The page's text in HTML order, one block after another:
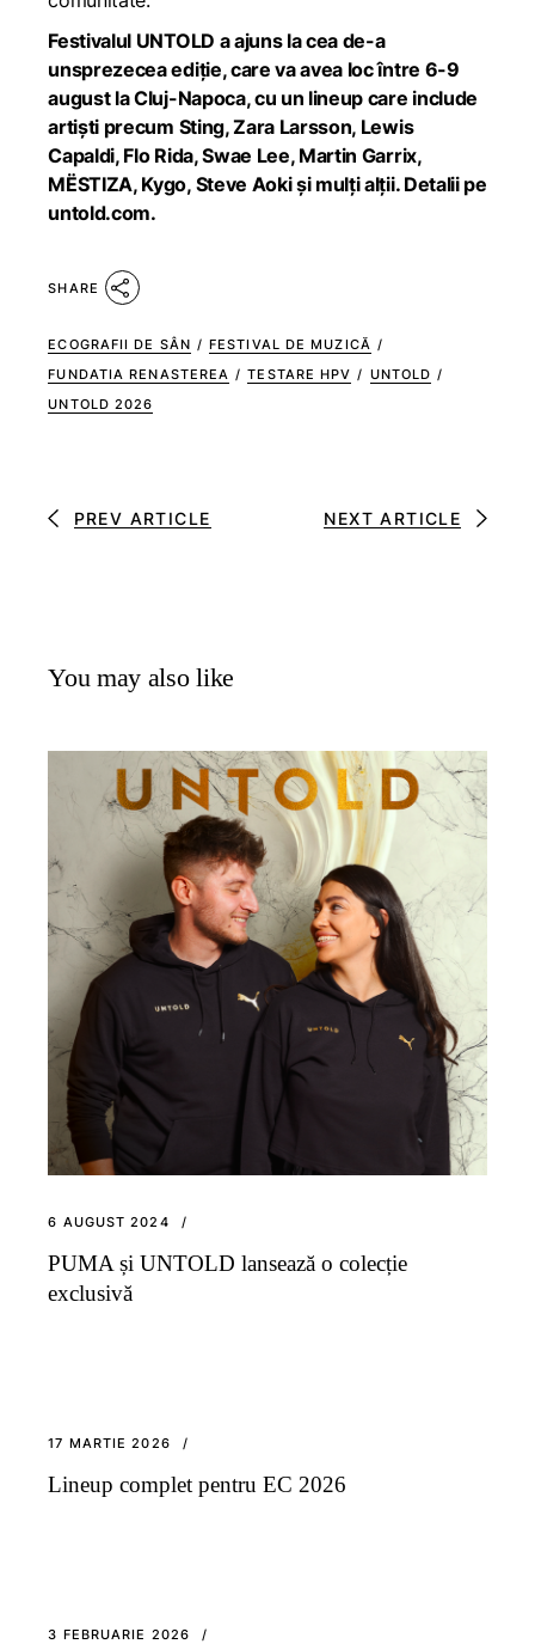
Festivalul UNTOLD a ajuns la cea de-a
unsprezecea ediție, care va avea loc între 6-9
august la Cluj-Napoca, cu un lineup care include
artiști precum Sting, Zara Larsson, Lewis
Capaldi, Flo Rida, Swae Lee, Martin Garrix,
MËSTIZA, Kygo, Steve Aoki și mulți alții. Detalii pe
untold.com.
SHARE
ECOGRAFII DE SÂN / FESTIVAL DE MUZICĂ /
FUNDATIA RENASTEREA / TESTARE HPV / UNTOLD /
UNTOLD 2026
PREV ARTICLE NEXT ARTICLE
You may also like
6 AUGUST 2024
PUMA și UNTOLD lansează o colecție
exclusivă
17 MARTIE 2026
Lineup complet pentru EC 2026
3 FEBRUARIE 2026